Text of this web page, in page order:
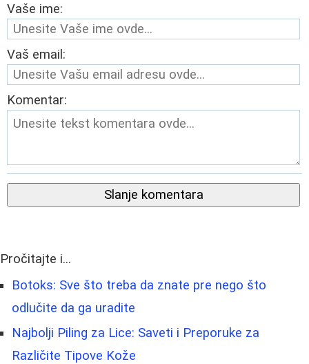
Vaše ime:
Vaš email:
Komentar:
Slanje komentara
Pročitajte i...
Botoks: Sve što treba da znate pre nego što
odlučite da ga uradite
Najbolji Piling za Lice: Saveti i Preporuke za
Različite Tipove Kože